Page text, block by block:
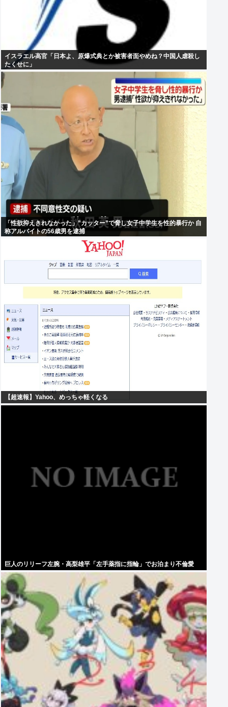
イスラエル高官「日本よ、原爆式典とか被害者面やめね？中国人虐殺し
たくせに」
「性欲抑えきれなかった」”カッター”で脅し女子中学生を性的暴行か 自
称アルバイトの56歳男を逮捕
【超速報】Yahoo、めっちゃ軽くなる
巨人のリリーフ左腕・高梨雄平「左手薬指に指輪」でお泊まり不倫愛